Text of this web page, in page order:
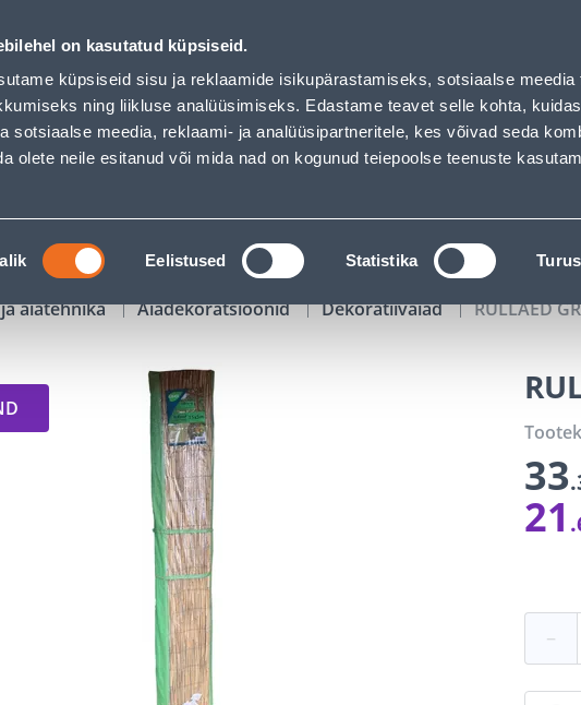
on kasutatud küpsiseid.
küpsiseid sisu ja reklaamide isikupärastamiseks, sotsiaalse meedia
ning liikluse analüüsimiseks. Edastame teavet selle kohta,
sotsiaalse meedia, reklaami- ja analüüsipartneritele, kes võivad seda
olete neile esitanud või mida nad on kogunud teiepoolse teenuste
Eelistused Statistika
has loaded
Klienditeenindus Teenused Karjäärileht
OTSI
KAMPAANIAD KATALOOGID TÖÖRIISTALAENUTUS
aiatehnika Aiadekoratsioonid Dekoratiivaiad RULLAED
33
21
−